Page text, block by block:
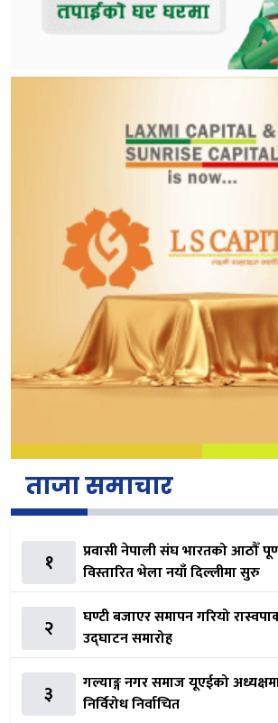
ताजा समाचार
१
प्रवासी नेपाली संघ भारतको आठौँ
विस्तारित भेला नयाँ दिल्लीमा सुरु
२
घण्टी बजाएर समापन गरियो
उद्घाटन समारोह
३
गल्याङ्ग नगर समाज यूएईको
निर्विरोध निर्वाचित